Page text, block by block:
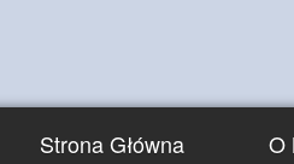
Strona Główna O